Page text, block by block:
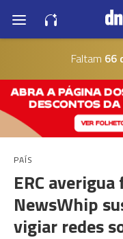
Faltam 66
PAÍS
ERC
NewsWhip
vigiar redes